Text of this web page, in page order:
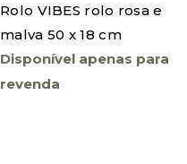
Rolo VIBES rolo rosa e
malva 50 x 18 cm
Disponível apenas para
revenda